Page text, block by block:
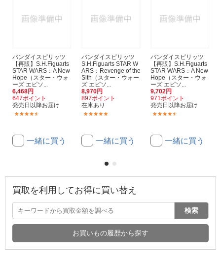
バンダイスピリッツ
【再販】S.H.Figuarts
STAR WARS：A New
Hope（スター・ウォ
ーズ エピソ...
6,468円
647ポイント
発売日以降お届け
一緒に買う
バンダイスピリッツ
S.H.Figuarts STAR W
ARS：Revenge of the
Sith（スター・ウォー
ズ エピソ...
8,970円
897ポイント
在庫あり
一緒に買う
バンダイスピリッツ
【再販】S.H.Figuarts
STAR WARS：A New
Hope（スター・ウォ
ーズ エピソ...
9,702円
971ポイント
発売日以降お届け
一緒に買う
買取を利用してお得に買い替え
検索
お買いもの履歴から探す